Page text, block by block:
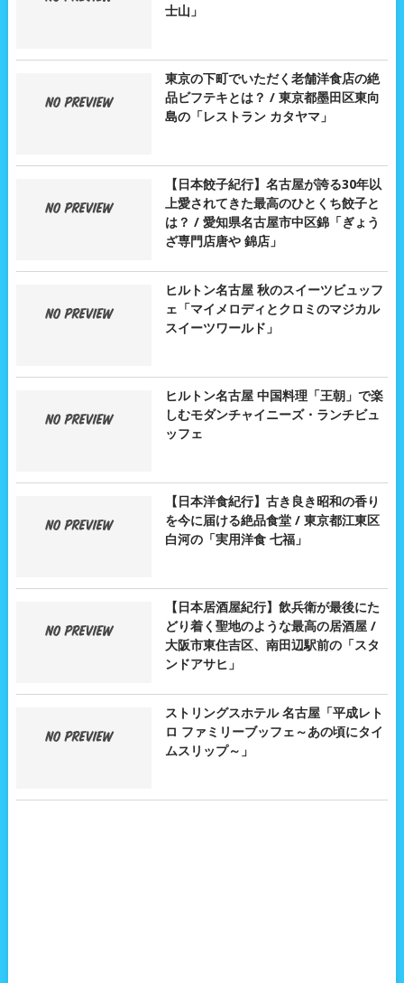
士山」
東京の下町でいただく老舗洋食店の絶
品ビフテキとは？ / 東京都墨田区東向
島の「レストラン カタヤマ」
【日本餃子紀行】名古屋が誇る30年以
上愛されてきた最高のひとくち餃子と
は？ / 愛知県名古屋市中区錦「ぎょう
ざ専門店唐や 錦店」
ヒルトン名古屋 秋のスイーツビュッフ
ェ「マイメロディとクロミのマジカル
スイーツワールド」
ヒルトン名古屋 中国料理「王朝」で楽
しむモダンチャイニーズ・ランチビュ
ッフェ
【日本洋食紀行】古き良き昭和の香り
を今に届ける絶品食堂 / 東京都江東区
白河の「実用洋食 七福」
【日本居酒屋紀行】飲兵衛が最後にた
どり着く聖地のような最高の居酒屋 /
大阪市東住吉区、南田辺駅前の「スタ
ンドアサヒ」
ストリングスホテル 名古屋「平成レト
ロ ファミリーブッフェ～あの頃にタイ
ムスリップ～」